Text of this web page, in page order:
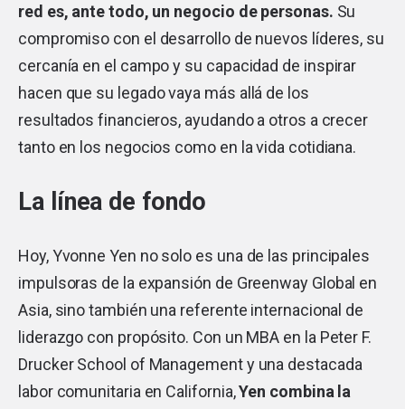
red es, ante todo, un negocio de personas. Su
compromiso con el desarrollo de nuevos líderes, su
cercanía en el campo y su capacidad de inspirar
hacen que su legado vaya más allá de los
resultados financieros, ayudando a otros a crecer
tanto en los negocios como en la vida cotidiana.
La línea de fondo
Hoy, Yvonne Yen no solo es una de las principales
impulsoras de la expansión de Greenway Global en
Asia, sino también una referente internacional de
liderazgo con propósito. Con un MBA en la Peter F.
Drucker School of Management y una destacada
labor comunitaria en California,Yen combina la